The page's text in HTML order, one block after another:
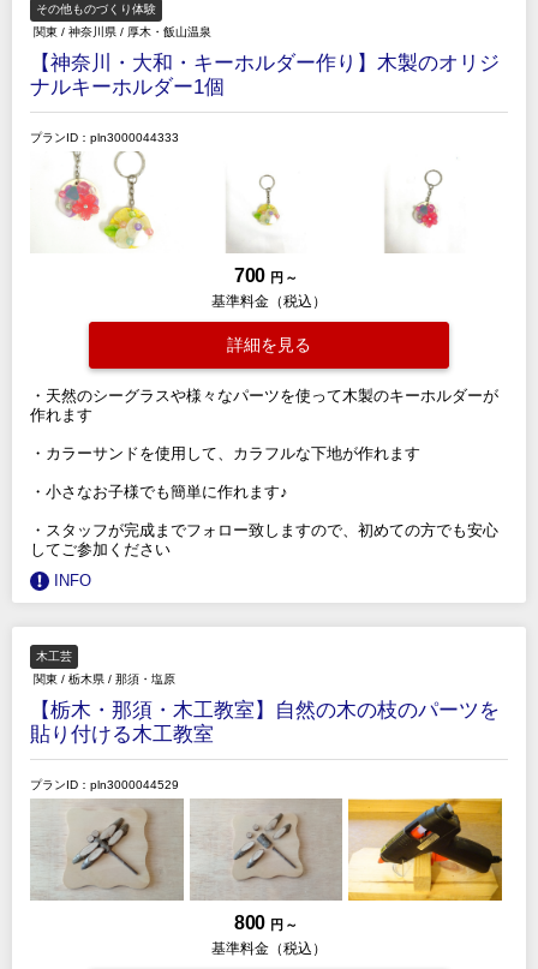
その他ものづくり体験
関東 / 神奈川県 / 厚木・飯山温泉
【神奈川・大和・キーホルダー作り】木製のオリジ
ナルキーホルダー1個
プランID：pln3000044333
700 円 ～
基準料金（税込）
詳細を見る
・天然のシーグラスや様々なパーツを使って木製のキーホルダーが
作れます
・カラーサンドを使用して、カラフルな下地が作れます
・小さなお子様でも簡単に作れます♪
・スタッフが完成までフォロー致しますので、初めての方でも安心
してご参加ください
INFO
木工芸
関東 / 栃木県 / 那須・塩原
【栃木・那須・木工教室】自然の木の枝のパーツを
貼り付ける木工教室
プランID：pln3000044529
800 円 ～
基準料金（税込）